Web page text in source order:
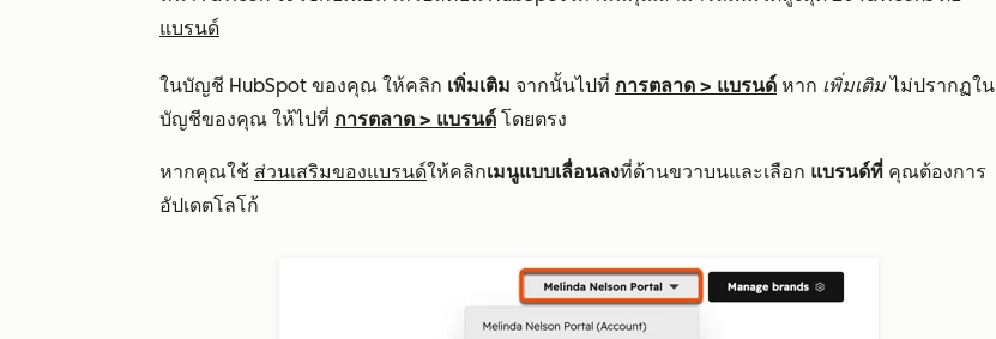
แบรนด์
ในบัญชี HubSpot ของคุณ ให้คลิก เพิ่มเติม จากนั้นไปที่ การตลาด > แบรนด์ หาก เพิ่มเติมไม่ปรากฏใน
บัญชีของคุณ ให้ไปที่ การตลาด > แบรนด์ โดยตรง
หากคุณใช้ ส่วนเสริมของแบรนด์ให้คลิกเมนูแบบเลื่อนลงที่ด้านขวาบนและเลือก แบรนด์ที่ คุณต้องการ
อัปเดตโลโก้